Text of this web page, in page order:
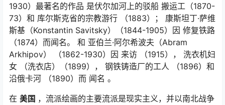
1930）最著名的作品 是伏尔加河上的驳船 搬运工（1870-
73）和 库尔斯克省的宗教游行
（1883）； 康斯坦丁·萨维
斯基（Konstantin Savitsky）（1844-1905）因 修复铁路
（1874）而闻名。 和 亚伯兰·阿尔希波夫（Abram
Arkhipov） （1862-1930）因 来访 （1915）， 洗衣机妇
女
（洗衣店）（1899）， 钢铁铸造厂的工人
（1896）和
沿俄卡河
（1890）而 闻名 。
在 美国 ，流派绘画的主要流派是现实主义，并以南北战争